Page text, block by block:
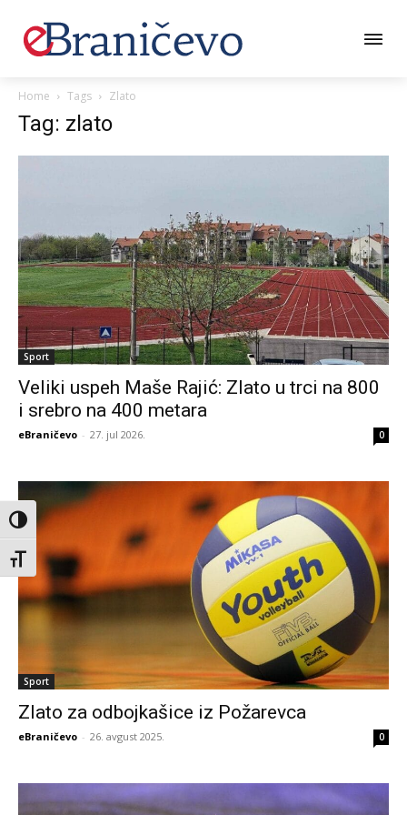
Toggle High Contrast
Toggle Font size
Home Tags Zlato
Tag: zlato
Sport
Veliki uspeh Maše Rajić: Zlato u trci na 800
i srebro na 400 metara
eBraničevo - 27. jul 2026. 0
Sport
Zlato za odbojkašice iz Požarevca
eBraničevo - 26. avgust 2025. 0